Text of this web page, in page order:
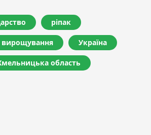
ріпак
вирощування Україна
область